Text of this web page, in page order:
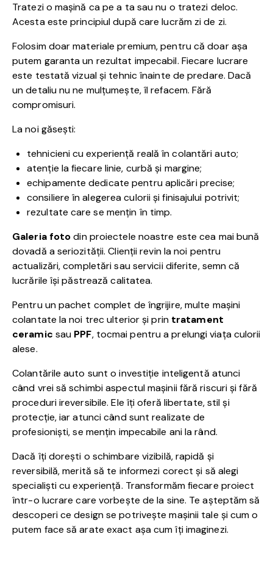
Tratezi o mașină ca pe a ta sau nu o tratezi deloc.
Acesta este principiul după care lucrăm zi de zi.
Folosim doar materiale premium, pentru că doar așa
putem garanta un rezultat impecabil. Fiecare lucrare
este testată vizual și tehnic înainte de predare. Dacă
un detaliu nu ne mulțumește, îl refacem. Fără
compromisuri.
La noi găsești:
tehnicieni cu experiență reală în colantări auto;
atenție la fiecare linie, curbă și margine;
echipamente dedicate pentru aplicări precise;
consiliere în alegerea culorii și finisajului potrivit;
rezultate care se mențin în timp.
Galeria fotodin proiectele noastre este cea mai bună
dovadă a seriozității. Clienții revin la noi pentru
actualizări, completări sau servicii diferite, semn că
lucrările își păstrează calitatea.
Pentru un pachet complet de îngrijire, multe mașini
colantate la noi trec ulterior și prin tratament
ceramic sau PPF, tocmai pentru a prelungi viața culorii
alese.
Colantările auto sunt o investiție inteligentă atunci
când vrei să schimbi aspectul mașinii fără riscuri și fără
proceduri ireversibile. Ele îți oferă libertate, stil și
protecție, iar atunci când sunt realizate de
profesioniști, se mențin impecabile ani la rând.
Dacă îți dorești o schimbare vizibilă, rapidă și
reversibilă, merită să te informezi corect și să alegi
specialiști cu experiență. Transformăm fiecare proiect
într-o lucrare care vorbește de la sine. Te așteptăm să
descoperi ce design se potrivește mașinii tale și cum o
putem face să arate exact așa cum îți imaginezi.